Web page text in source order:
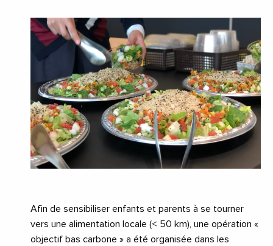
Afin de sensibiliser enfants et parents à se tourner
vers une alimentation locale (< 50 km), une opération «
objectif bas carbone » a été organisée dans les